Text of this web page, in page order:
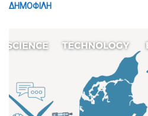
ΔΗΜΟΦΙΛΗ